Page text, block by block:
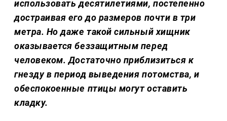
использовать десятилетиями, постепенно
достраивая его до размеров почти в три
метра. Но даже такой сильный хищник
оказывается беззащитным перед
человеком. Достаточно приблизиться к
гнезду в период выведения потомства, и
обеспокоенные птицы могут оставить
кладку.